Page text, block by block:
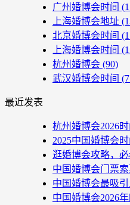
广州婚博会时间
上海婚博会地址
北京婚博会时间
上海婚博会时间
杭州婚博会 (90)
武汉婚博会时间
最近发表
杭州婚博会2026
2025中国婚博会
逛婚博会攻略，
中国婚博会门票
中国婚博会最吸引
中国婚博会2026